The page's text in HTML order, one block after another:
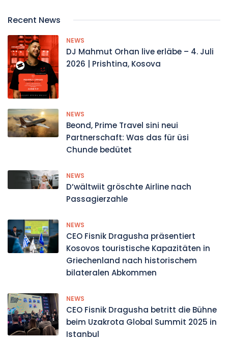
Recent News
NEWS
DJ Mahmut Orhan live erläbe – 4. Juli
2026 | Prishtina, Kosova
NEWS
Beond, Prime Travel sini neui
Partnerschaft: Was das für üsi
Chunde bedütet
NEWS
D’wältwiit gröschte Airline nach
Passagierzahle
NEWS
CEO Fisnik Dragusha präsentiert
Kosovos touristische Kapazitäten in
Griechenland nach historischem
bilateralen Abkommen
NEWS
CEO Fisnik Dragusha betritt die Bühne
beim Uzakrota Global Summit 2025 in
Istanbul